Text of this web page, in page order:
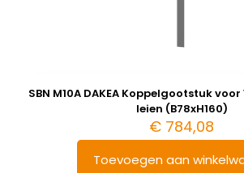
SBN M10A DAKEA Koppelgootstuk voor
leien (B78xH160)
€ 784,08
Toevoegen aan